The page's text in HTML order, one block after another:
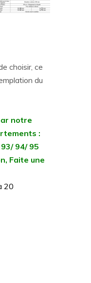
choisir, ce
du
notre
:
94/ 95
Faite une
20